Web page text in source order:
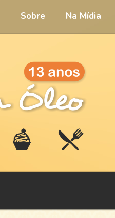
Sobre Na Mídia